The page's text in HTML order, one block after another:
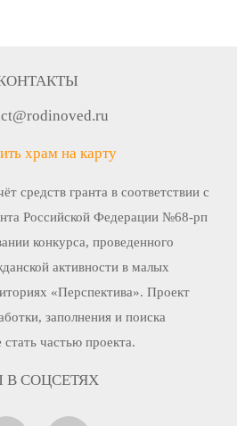
храм на карту
средств гранта в соответствии c
Российской Федерации №68-рп
конкурса, проведенного
активности в малых
«Перспектива». Проект
заполнения и поиска
частью проекта.
СОЦСЕТЯХ